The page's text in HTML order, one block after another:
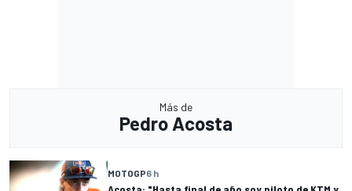
Más de
Pedro Acosta
MOTOGP6 h